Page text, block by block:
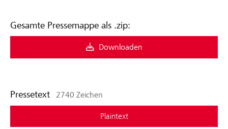
Gesamte Pressemappe als .zip:
Downloaden
Pressetext 2740 Zeichen
Plaintext